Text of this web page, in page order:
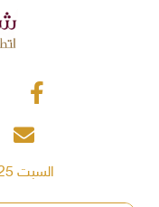
السبت 25 صفر 1448 / 8-8-2026